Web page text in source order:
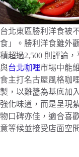
台北東區勝利洋食被
食」。勝利洋食雖外
積超過2,500 則評論
與台北咖哩市場中能
食主打名古屋風格咖
製，以雞醬為基底加
強化味道，而是呈現
物口碑亦佳，適合喜
意等候並接受店面空